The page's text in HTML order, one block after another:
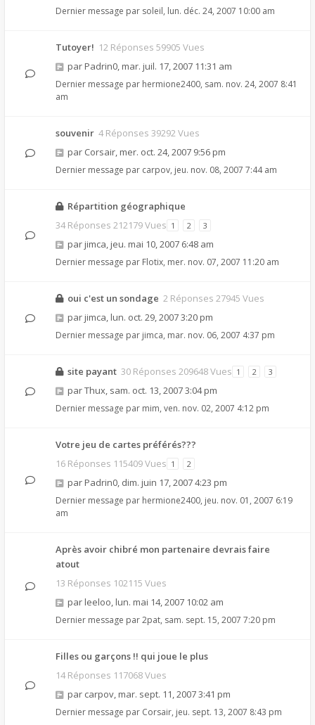
Dernier message par soleil, lun. déc. 24, 2007 10:00 am
Tutoyer! 12 Réponses 59905 Vues
par Padrin0, mar. juil. 17, 2007 11:31 am
Dernier message par hermione2400, sam. nov. 24, 2007 8:41
am
souvenir 4 Réponses 39292 Vues
par Corsair, mer. oct. 24, 2007 9:56 pm
Dernier message par carpov, jeu. nov. 08, 2007 7:44 am
Répartition géographique
34 Réponses 212179 Vues 1 2 3
par jimca, jeu. mai 10, 2007 6:48 am
Dernier message par Flotix, mer. nov. 07, 2007 11:20 am
oui c'est un sondage 2 Réponses 27945 Vues
par jimca, lun. oct. 29, 2007 3:20 pm
Dernier message par jimca, mar. nov. 06, 2007 4:37 pm
site payant 30 Réponses 209648 Vues 1 2 3
parThux, sam. oct. 13, 2007 3:04 pm
Dernier message par mim, ven. nov. 02, 2007 4:12 pm
Votre jeu de cartes préférés???
16 Réponses 115409 Vues 1 2
par Padrin0, dim. juin 17, 2007 4:23 pm
Dernier message par hermione2400, jeu. nov. 01, 2007 6:19
am
Après avoir chibré mon partenaire devrais faire
atout
13 Réponses 102115 Vues
par leeloo, lun. mai 14, 2007 10:02 am
Dernier message par2pat, sam. sept. 15, 2007 7:20 pm
Filles ou garçons !! qui joue le plus
14 Réponses 117068 Vues
par carpov, mar. sept. 11, 2007 3:41 pm
Dernier message par Corsair, jeu. sept. 13, 2007 8:43 pm